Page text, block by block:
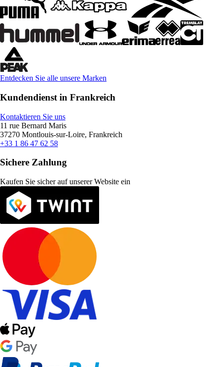
Entdecken Sie alle unsere Marken
Kundendienst in Frankreich
Kontaktieren Sie uns
11 rue Bernard Maris
37270 Montlouis-sur-Loire, Frankreich
+33 1 86 47 62 58
Sichere Zahlung
Kaufen Sie sicher auf unserer Website ein